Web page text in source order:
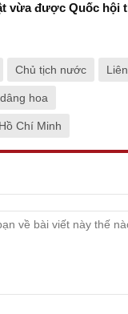
vừa được Quốc hội
Chủ tịch nước
dâng hoa
Chí Minh